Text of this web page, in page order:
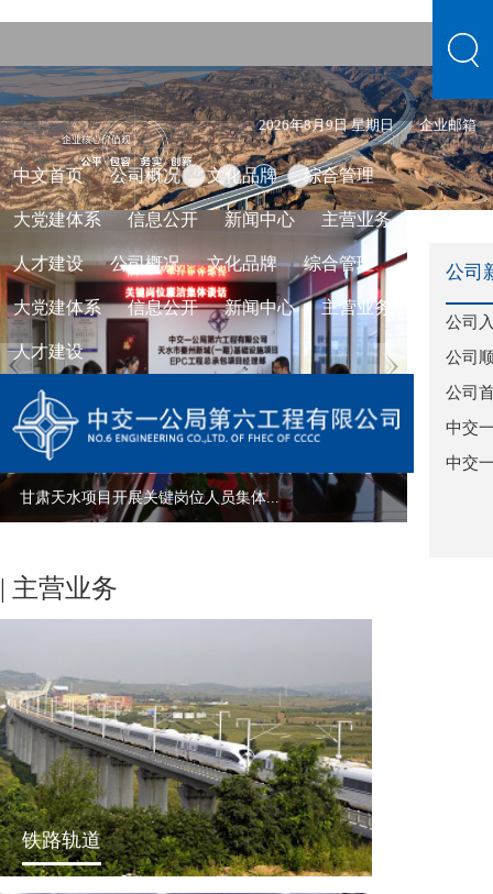
2026年8月9日 星期日 企业邮箱
中文首页 公司概况 文化品牌 综合管理
大党建体系 信息公开 新闻中心 主营业务
人才建设 公司概况 文化品牌 综合管理
大党建体系 信息公开 新闻中心 主营业务
人才建设
甘肃天水项目开展关键岗位人员集体...
公司
公司
公司
公司
中交
中交
| 主营业务
铁路轨道